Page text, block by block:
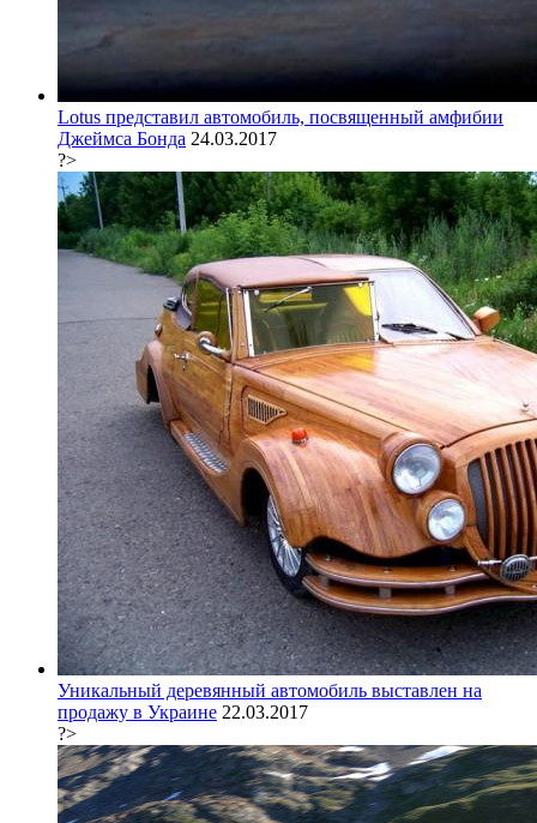
Lotus представил автомобиль, посвященный амфибии
Джеймса Бонда 24.03.2017
?>
Уникальный деревянный автомобиль выставлен на
продажу в Украине 22.03.2017
?>